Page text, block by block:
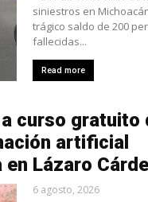
siniestros en
trágico saldo de 200
fallecidas...
Read more
curso gratuito
artificial
en Lázaro
6 agosto, 2026